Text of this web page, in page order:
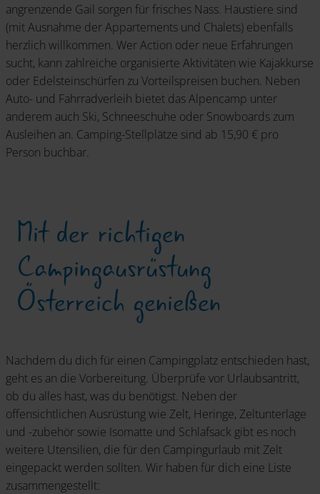
angrenzende Gail sorgen für frisches Nass. Haustiere sind
(mit Ausnahme der Appartements und Chalets) ebenfalls
herzlich willkommen. Wer Action oder neue Erfahrungen
sucht, kann zahlreiche organisierte Aktivitäten wie Kajakkurse
oder Edelsteinschürfen zu Vorteilspreisen buchen. Neben
Auto- und Fahrradverleih bietet das Alpencamp unter
anderem auch Ski, Schneeschuhe oder Snowboards zum
Ausleihen an. Camping-Stellplätze sind ab 15,90 € pro
Person buchbar.
Mit der richtigen
Campingausrüstung
Österreich genießen
Nachdem du dich für einen Campingplatz entschieden hast,
geht es an die Vorbereitung. Überprüfe vor Urlaubsantritt,
ob du alles hast, was du benötigst. Neben der
offensichtlichen Ausrüstung wie Zelt, Heringe, Zeltunterlage
und -zubehör sowie Isomatte und Schlafsack gibt es noch
weitere Utensilien, die für den Campingurlaub mit Zelt
eingepackt werden sollten. Wir haben für dich eine Liste
zusammengestellt: